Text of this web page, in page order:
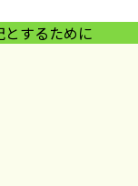
とするために